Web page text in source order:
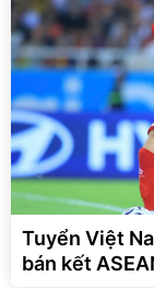
Tuyển Việt
bán kết